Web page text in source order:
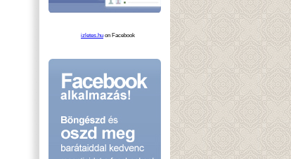
izletes.hu on Facebook